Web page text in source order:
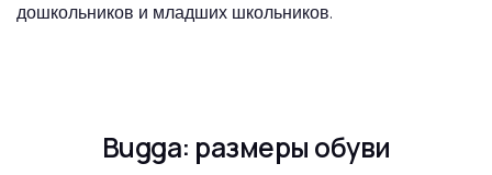
дошкольников и младших школьников.
Bugga: размеры обуви